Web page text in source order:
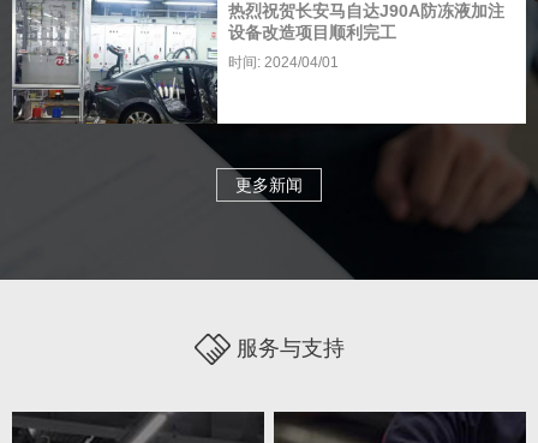
热烈祝贺长安马自达J90A防冻液加注
设备改造项目顺利完工
时间: 2024/04/01
更多新闻
服务与支持